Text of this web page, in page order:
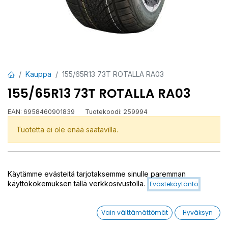
Kauppa 155/65R13 73T ROTALLA RA03
155/65R13 73T ROTALLA RA03
EAN: 6958460901839 Tuotekoodi: 259994
Tuotetta ei ole enää saatavilla.
RA03
Käytämme evästeitä tarjotaksemme sinulle paremman
käyttökokemuksen tällä verkkosivustolla. Evästekäytäntö
Vain välttämättömät Hyväksyn